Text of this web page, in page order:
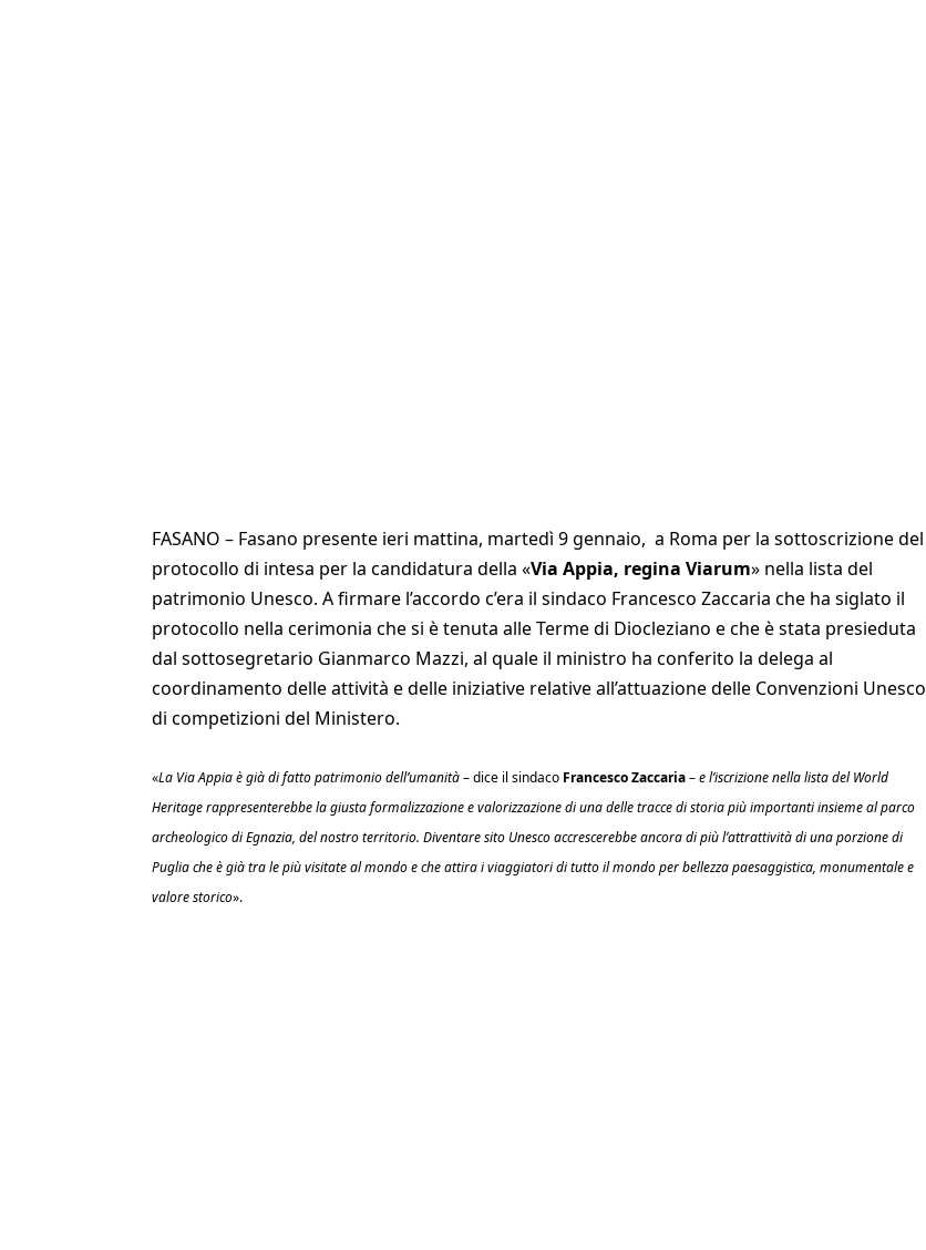
FASANO – Fasano presente ieri mattina, martedì 9 gennaio, a Roma per la sottoscrizione del
protocollo di intesa per la candidatura della «Via Appia, regina Viarum» nella lista del
patrimonio Unesco. A firmare l’accordo c’era il sindaco Francesco Zaccaria che ha siglato il
protocollo nella cerimonia che si è tenuta alle Terme di Diocleziano e che è stata presieduta
dal sottosegretario Gianmarco Mazzi, al quale il ministro ha conferito la delega al
coordinamento delle attività e delle iniziative relative all’attuazione delle Convenzioni Unesco
di competizioni del Ministero.
«La Via Appia è già di fatto patrimonio dell’umanità– dice il sindaco Francesco Zaccaria–e l’iscrizione nella lista del World
Heritage rappresenterebbe la giusta formalizzazione e valorizzazione di una delle tracce di storia più importanti insieme al parco
archeologico di Egnazia, del nostro territorio. Diventare sito Unesco accrescerebbe ancora di più l’attrattività di una porzione di
Puglia che è già tra le più visitate al mondo e che attira i viaggiatori di tutto il mondo per bellezza paesaggistica, monumentale e
valore storico».